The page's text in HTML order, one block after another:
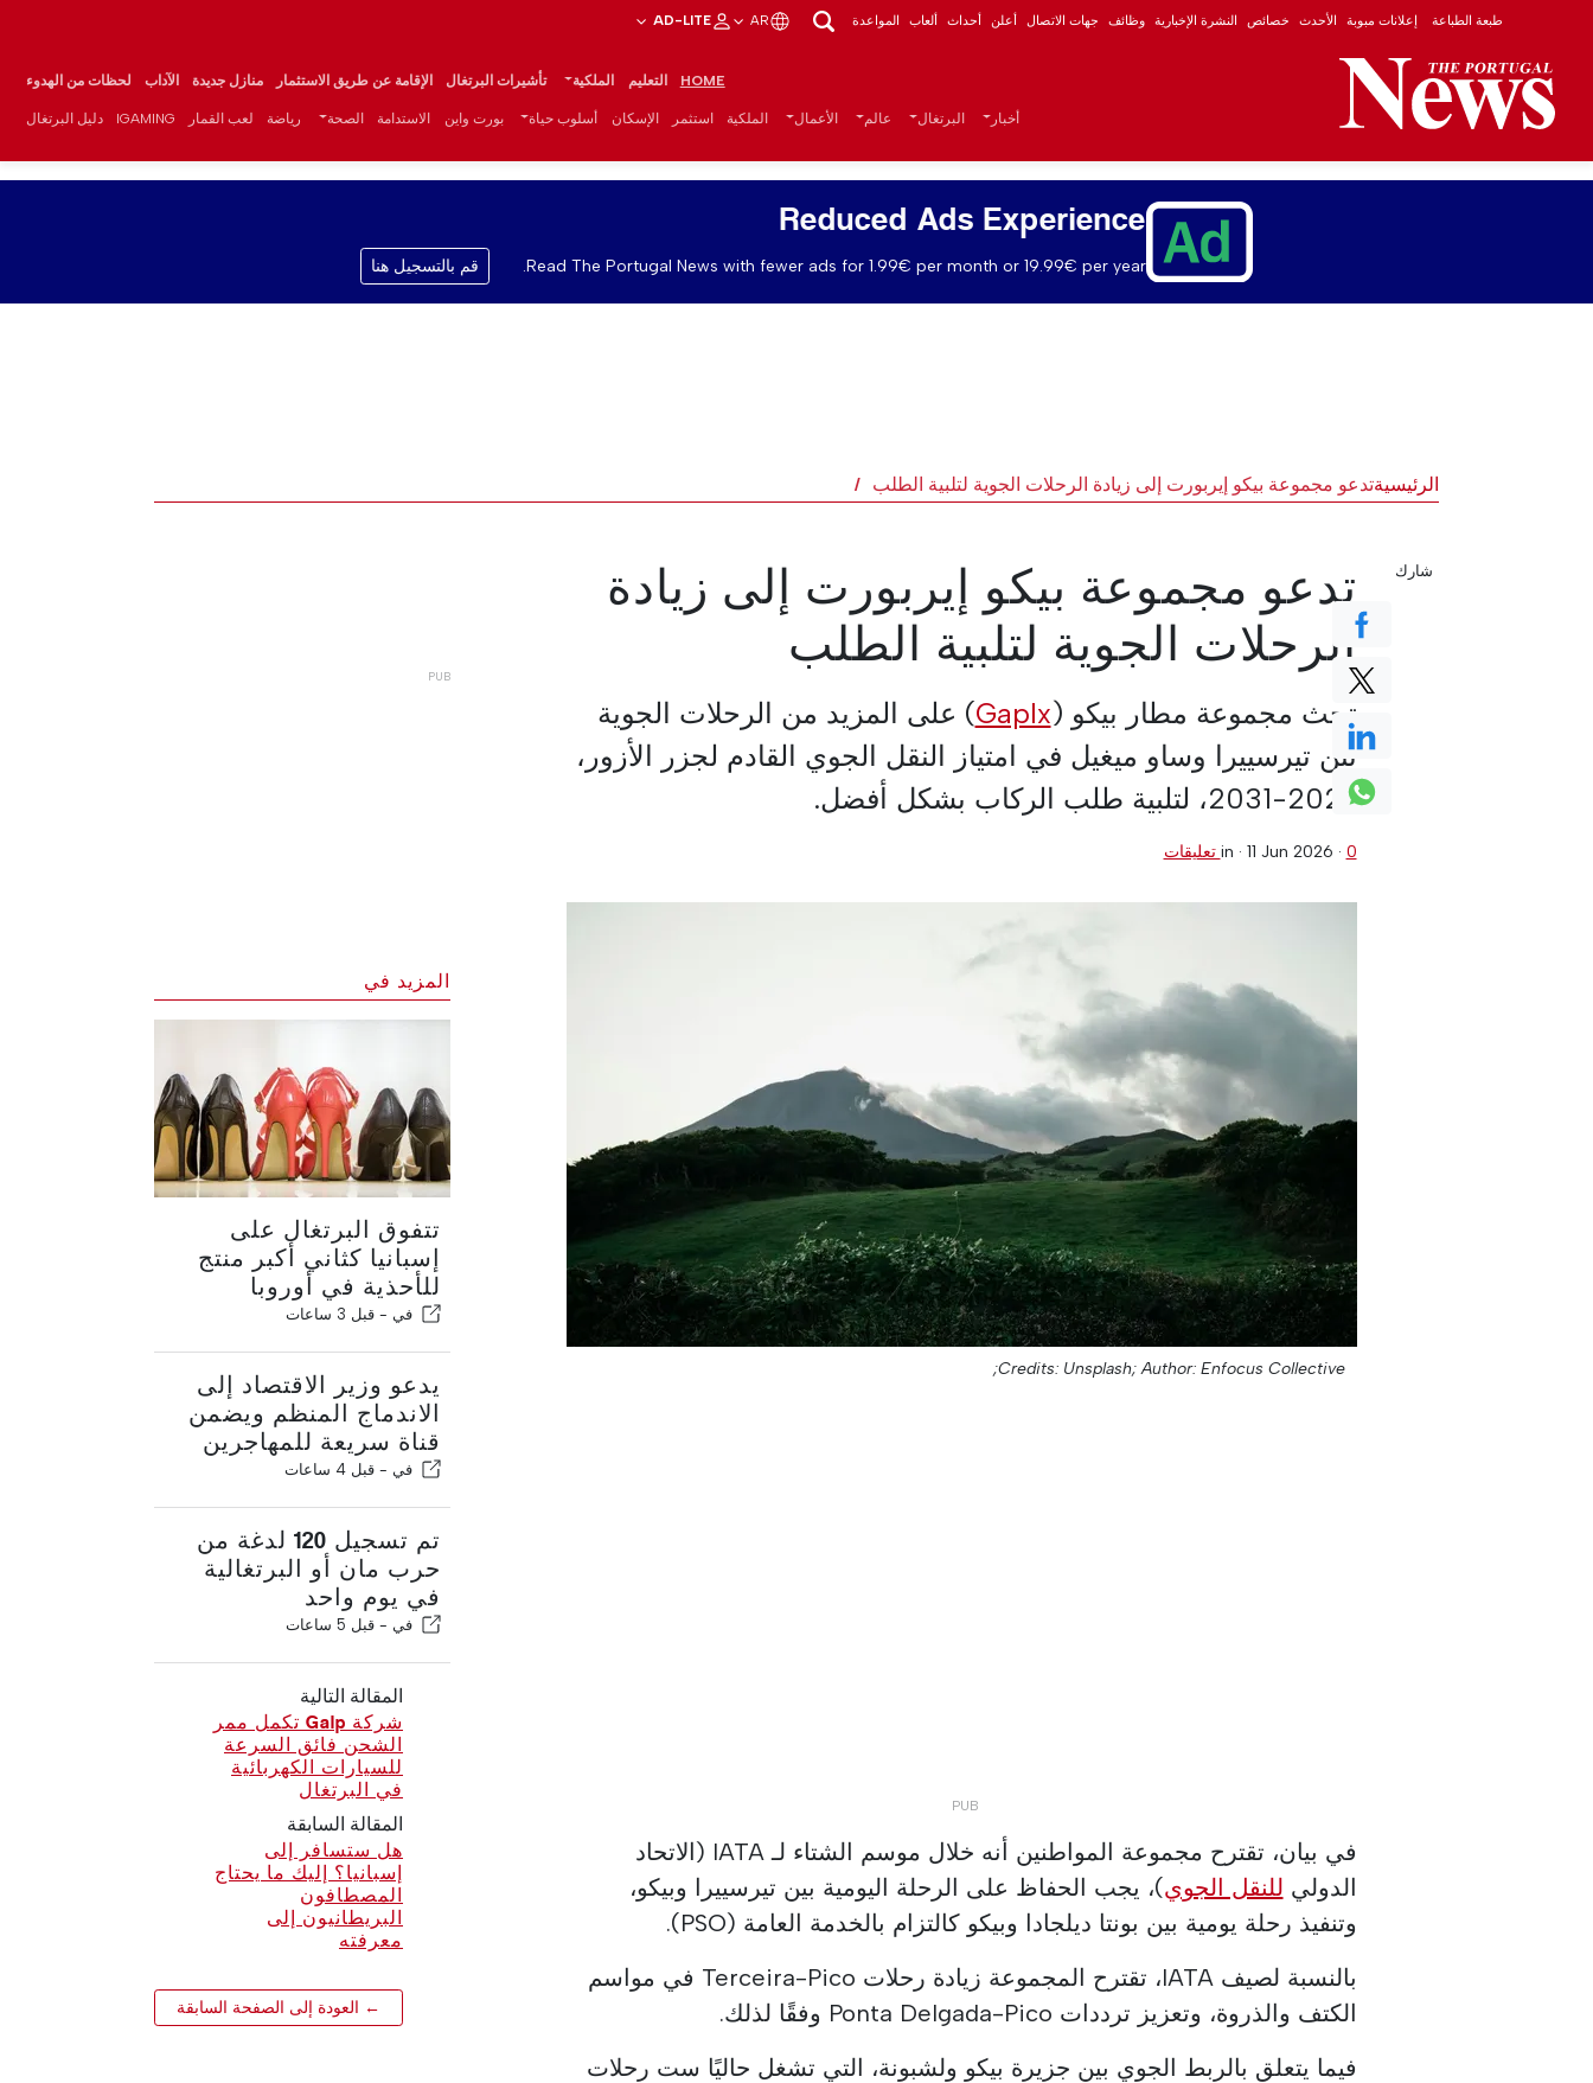
طبعة الطباعة إعلانات مبوبة الأحدث خصائص النشرة الإخبارية وظائف جهات الاتصال أعلن أحداث ألعاب المواعدة AR
AD-LITE
HOME التعليم الملكية تأشيرات البرتغال الإقامة عن طريق الاستثمار منازل جديدة الآداب لحظات من الهدوء
أخبار البرتغال عالم الأعمال الملكية استثمر الإسكان أسلوب حياة بورت واين الاستدامة الصحة رياضة لعب القمار IGAMING دليل البرتغال
Reduced Ads Experience
Read The Portugal News with fewer ads for 1.99€ per month or 19.99€ per year. قم بالتسجيل هنا
الرئيسيةتدعو مجموعة بيكو إيربورت إلى زيادة الرحلات الجوية لتلبية الطلب
تدعو مجموعة بيكو إيربورت إلى زيادة
الرحلات الجوية لتلبية الطلب
تحث مجموعة مطار بيكو (GapIx) على المزيد من الرحلات الجوية
بين تيرسييرا وساو ميغيل في امتياز النقل الجوي القادم لجزر الأزور،
2027-2031، لتلبية طلب الركاب بشكل أفضل.
in · 11 Jun 2026 · 0 تعليقات
Credits: Unsplash; Author: Enfocus Collective;
في بيان، تقترح مجموعة المواطنين أنه خلال موسم الشتاء لـ IATA (الاتحاد
الدولي للنقل الجوي)، يجب الحفاظ على الرحلة اليومية بين تيرسييرا وبيكو،
وتنفيذ رحلة يومية بين بونتا ديلجادا وبيكو كالتزام بالخدمة العامة (PSO).
بالنسبة لصيف IATA، تقترح المجموعة زيادة رحلات Terceira-Pico في مواسم
الكتف والذروة، وتعزيز ترددات Ponta Delgada-Pico وفقًا لذلك.
فيما يتعلق بالربط الجوي بين جزيرة بيكو ولشبونة، التي تشغل حاليًا ست رحلات
شارك
المزيد في
تتفوق البرتغال على
إسبانيا كثاني أكبر منتج
للأحذية في أوروبا
في - قبل 3 ساعات
يدعو وزير الاقتصاد إلى
الاندماج المنظم ويضمن
قناة سريعة للمهاجرين
في - قبل 4 ساعات
تم تسجيل 120 لدغة من
حرب مان أو البرتغالية
في يوم واحد
في - قبل 5 ساعات
المقالة التالية
شركة Galp تكمل ممر
الشحن فائق السرعة
للسيارات الكهربائية
في البرتغال
المقالة السابقة
هل ستسافر إلى
إسبانيا؟ إليك ما يحتاج
المصطافون
البريطانيون إلى
معرفته
← العودة إلى الصفحة السابقة